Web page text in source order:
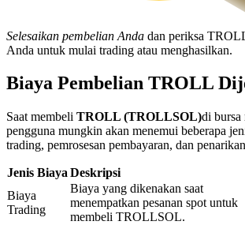
Penguncian BTR
Investasi eksklusif untuk pemegang BTR
Selesaikan pembelian Anda dan periksa
Anda untuk mulai trading atau menghasilkan.
Biaya Pembelian TROLL
Saat membeli TROLL (TROLLSOL)di bursa
pengguna mungkin akan menemui beberapa
trading, pemrosesan pembayaran, dan
Jenis Biaya Deskripsi
Biaya
Trading
Biaya yang dikenakan saat
menempatkan pesanan spot untuk
membeli TROLLSOL.